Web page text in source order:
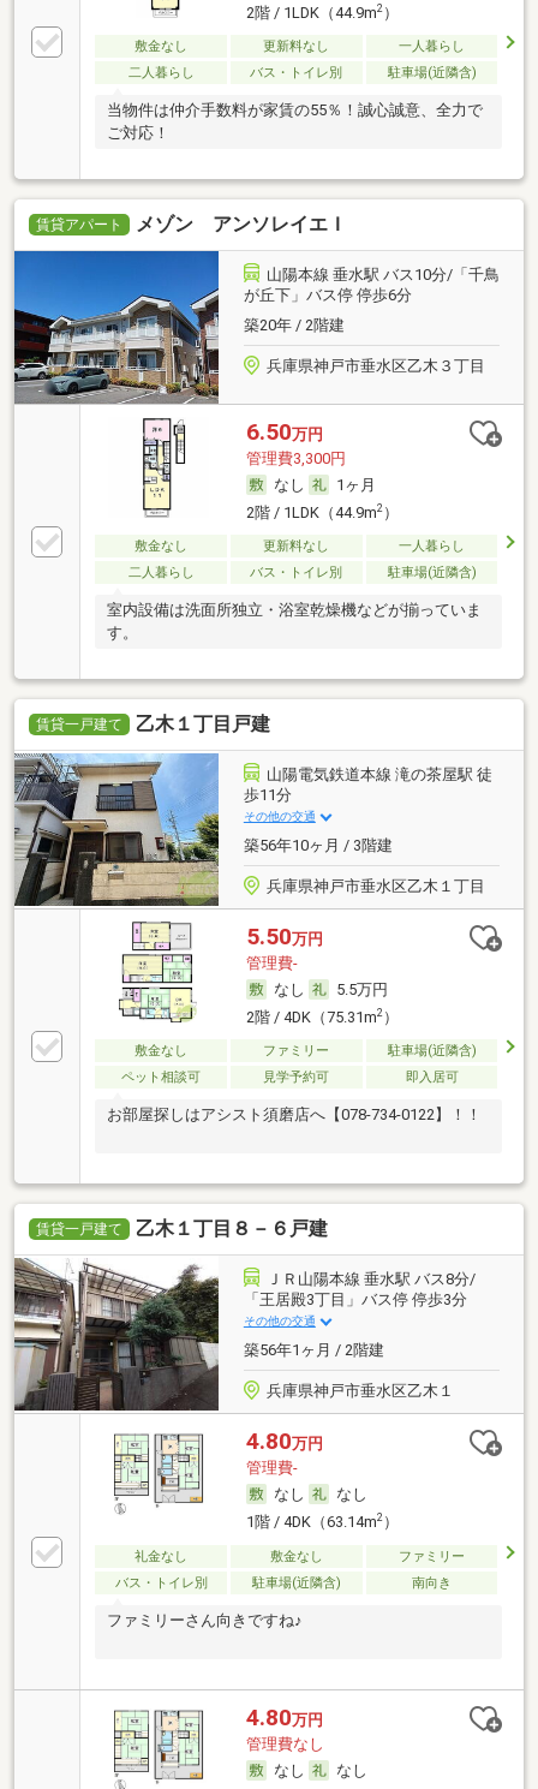
2階 / 1LDK（44.9m2）
敷金なし 更新料なし
一人暮らし
二人暮らし
バス・トイレ別 駐車場(近隣含)
当物件は仲介手数料が家賃の55％！誠心誠意、全力で
ご対応！
賃貸アパート メゾン アンソレイエＩ
山陽本線 垂水駅 バス10分/「千鳥
が丘下」バス停 停歩6分
築20年 / 2階建
兵庫県神戸市垂水区乙木３丁目
6.50万円
管理費3,300円
なし
1ヶ月
2階 / 1LDK（44.9m2）
敷金なし 更新料なし
一人暮らし
二人暮らし
バス・トイレ別 駐車場(近隣含)
室内設備は洗面所独立・浴室乾燥機などが揃っていま
す。
賃貸一戸建て 乙木１丁目戸建
山陽電気鉄道本線 滝の茶屋駅 徒
歩11分
その他の交通
築56年10ヶ月 / 3階建
兵庫県神戸市垂水区乙木１丁目
5.50万円
管理費-
なし
5.5万円
2階 / 4DK（75.31m2）
敷金なし ファミリー
駐車場(近隣含)
ペット相談可
見学予約可 即入居可
お部屋探しはアシスト須磨店へ【078-734-0122】！！
賃貸一戸建て 乙木１丁目８－６戸建
ＪＲ山陽本線 垂水駅 バス8分/
「王居殿3丁目」バス停 停歩3分
その他の交通
築56年1ヶ月 / 2階建
兵庫県神戸市垂水区乙木１
4.80万円
管理費-
なし
なし
1階 / 4DK（63.14m2）
礼金なし 敷金なし
ファミリー
バス・トイレ別
駐車場(近隣含) 南向き
ファミリーさん向きですね♪
4.80万円
管理費なし
なし
なし